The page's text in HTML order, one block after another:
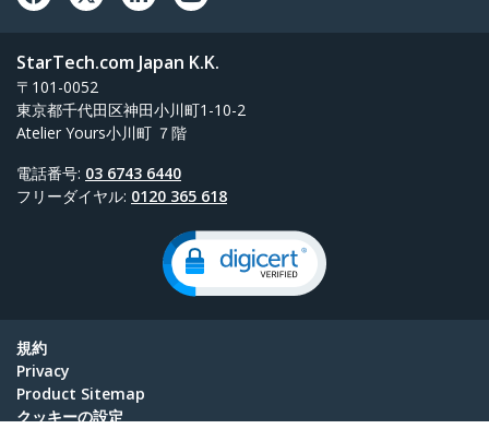
StarTech.com Japan K.K.
〒101-0052
東京都千代田区神田小川町1-10-2
Atelier Yours小川町 ７階
電話番号: 03 6743 6440
フリーダイヤル: 0120 365 618
規約
Privacy
Product Sitemap
クッキーの設定